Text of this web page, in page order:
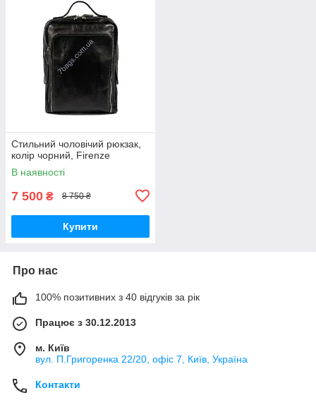
Стильний чоловічий рюкзак,
колір чорний, Firenze
В наявності
7 500 ₴ 8 750 ₴
Купити
Про нас
100% позитивних з 40 відгуків за рік
Працює з 30.12.2013
м. Київ
вул. П.Григоренка 22/20, офіс 7, Київ, Україна
Контакти